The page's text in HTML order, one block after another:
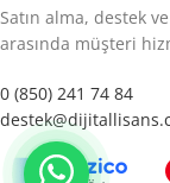
Satın alma, destek
arasında müşteri
0 (850) 241 74 84